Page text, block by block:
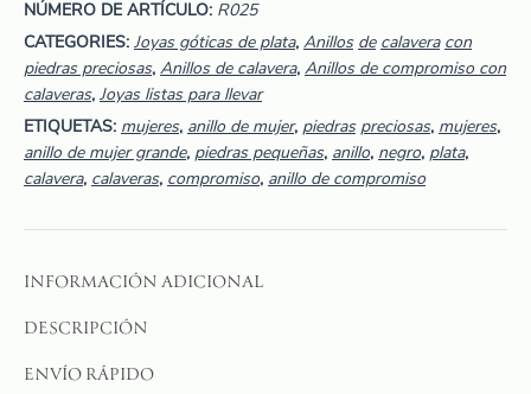
NÚMERO DE ARTÍCULO: R025
CATEGORIES: Joyas góticas de plata, Anillos de calavera con
piedras preciosas, Anillos de calavera, Anillos de compromiso con
calaveras, Joyas listas para llevar
ETIQUETAS: mujeres, anillo de mujer, piedras preciosas, mujeres,
anillo de mujer grande, piedras pequeñas, anillo, negro, plata,
calavera, calaveras, compromiso, anillo de compromiso
INFORMACIÓN ADICIONAL
DESCRIPCIÓN
ENVÍO RÁPIDO